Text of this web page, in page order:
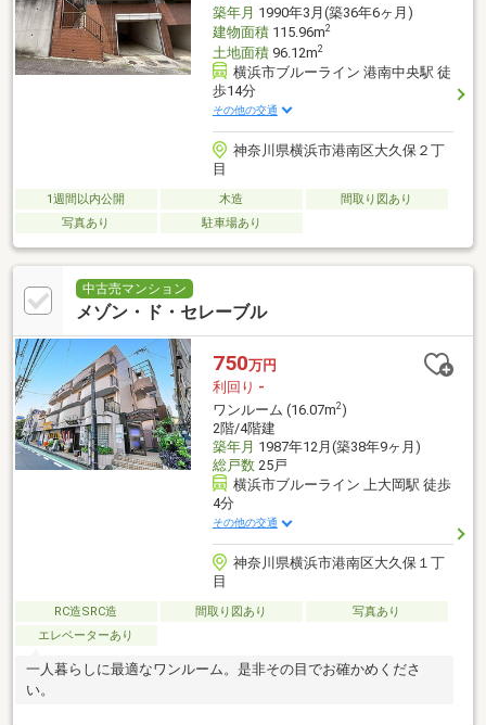
築年月 1990年3月(築36年6ヶ月)
建物面積115.96m2
土地面積96.12m2
横浜市ブルーライン 港南中央駅 徒
歩14分
その他の交通
神奈川県横浜市港南区大久保２丁
目
1週間以内公開 木造
間取り図あり
写真あり
駐車場あり
中古売マンション
メゾン・ド・セレーブル
750万円
利回り -
ワンルーム (16.07m2)
2階/4階建
築年月 1987年12月(築38年9ヶ月)
総戸数25戸
横浜市ブルーライン 上大岡駅 徒歩
4分
その他の交通
神奈川県横浜市港南区大久保１丁
目
RC造SRC造 間取り図あり
写真あり
エレベーターあり
一人暮らしに最適なワンルーム。是非その目でお確かめくださ
い。